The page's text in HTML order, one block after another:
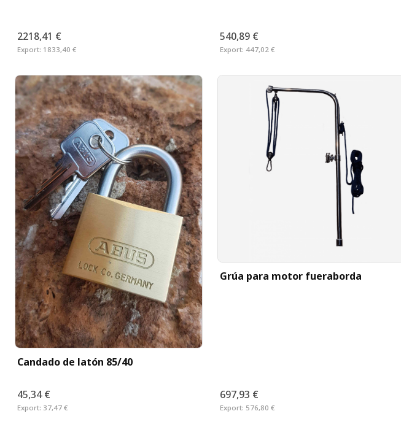
2218,41 €
Export: 1833,40 €
540,89 €
Export: 447,02 €
Candado de latón 85/40
45,34 €
Export: 37,47 €
Grúa para motor fueraborda
697,93 €
Export: 576,80 €